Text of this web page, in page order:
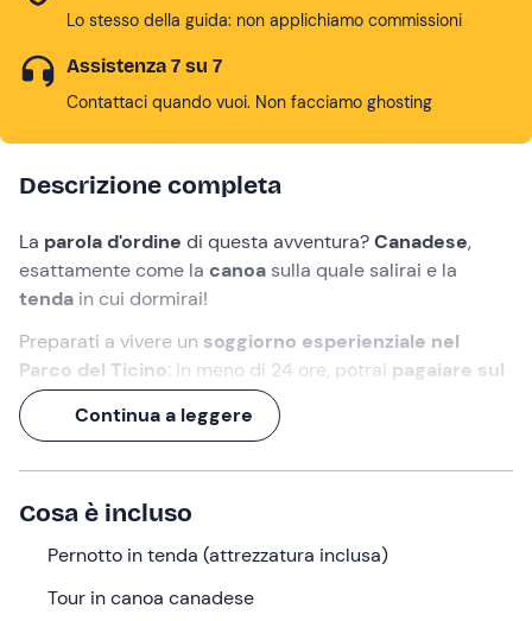
Lo stesso della guida: non applichiamo commissioni
Assistenza 7 su 7
Contattaci quando vuoi. Non facciamo ghosting
Descrizione completa
La parola d'ordine di questa avventura?Canadese,
esattamente come la canoa sulla quale salirai e la
tenda in cui dormirai!
Preparati a vivere un soggiorno esperienziale nel
Parco del Ticino: in meno di 24 ore, potrai pagaiare sul
Lago Maggioree dormire sulla piccola spiaggia di
Castelletto sopra Ticino, il tutto in compagnia di una
Ah, ovviamente
incluse!
Continua a leggere
Cosa è incluso
Pernotto in tenda (attrezzatura inclusa)
Tour in canoa canadese